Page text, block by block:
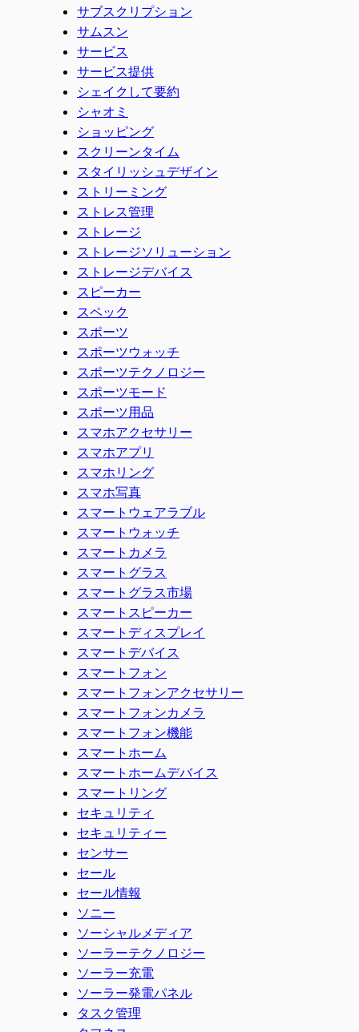
サブスクリプション
サムスン
サービス
サービス提供
シェイクして要約
シャオミ
ショッピング
スクリーンタイム
スタイリッシュデザイン
ストリーミング
ストレス管理
ストレージ
ストレージソリューション
ストレージデバイス
スピーカー
スペック
スポーツ
スポーツウォッチ
スポーツテクノロジー
スポーツモード
スポーツ用品
スマホアクセサリー
スマホアプリ
スマホリング
スマホ写真
スマートウェアラブル
スマートウォッチ
スマートカメラ
スマートグラス
スマートグラス市場
スマートスピーカー
スマートディスプレイ
スマートデバイス
スマートフォン
スマートフォンアクセサリー
スマートフォンカメラ
スマートフォン機能
スマートホーム
スマートホームデバイス
スマートリング
セキュリティ
セキュリティー
センサー
セール
セール情報
ソニー
ソーシャルメディア
ソーラーテクノロジー
ソーラー充電
ソーラー発電パネル
タスク管理